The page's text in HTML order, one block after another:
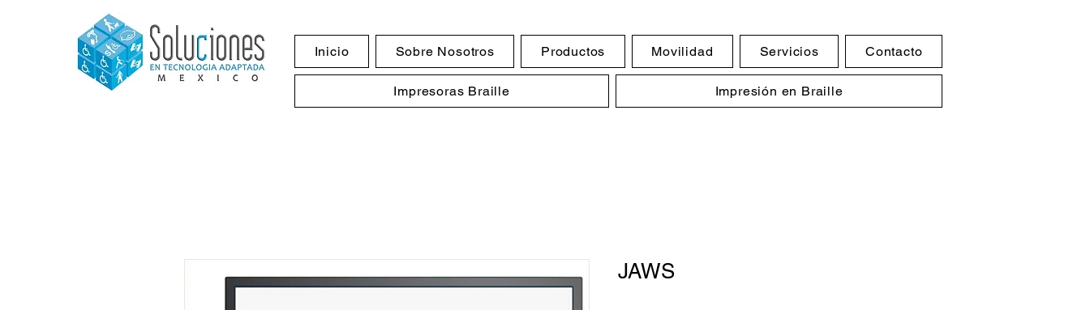
Inicio Sobre Nosotros Productos Movilidad Servicios Contacto
Impresoras Braille Impresión en Braille
JAWS